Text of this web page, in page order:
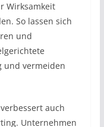
Wirksamkeit
So lassen sich
und
und vermeiden
auch
Unternehmen